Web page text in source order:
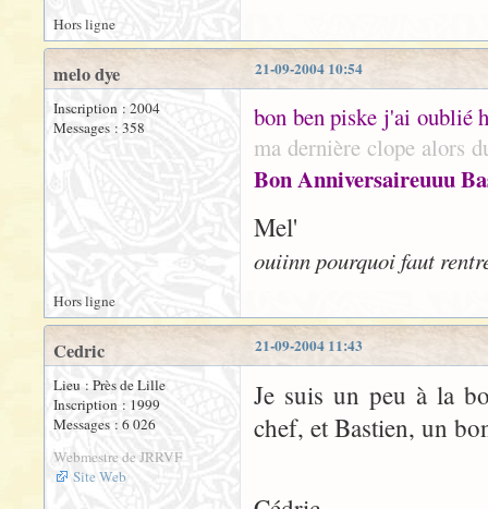
Hors ligne
21-09-2004 10:54
melo dye
Inscription : 2004
Messages : 358
bon ben piske j'ai oublié
ma dernière clope alors
Bon Anniversaireuuu
Mel'
ouiinn pourquoi faut
Hors ligne
21-09-2004 11:43
Cedric
Lieu : Près de Lille
Inscription : 1999
Messages : 6 026
Webmestre de JRRVF
Site Web
Je suis un peu à la
chef, et Bastien, un